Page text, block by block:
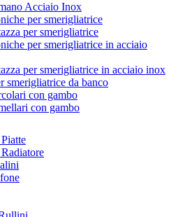
Acciaio Inox
per smerigliatrice
per smerigliatrice
per smerigliatrice in acciaio
per smerigliatrice in acciaio inox
smerigliatrice da banco
con gambo
con gambo